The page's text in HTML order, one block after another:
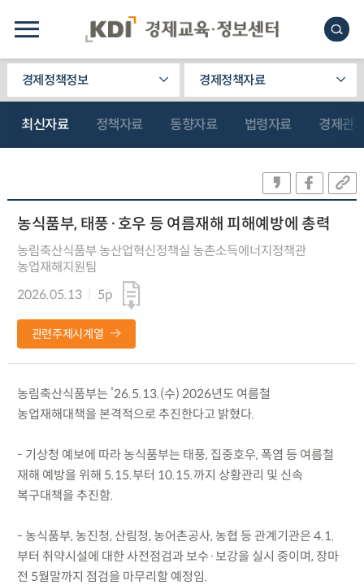
경제정책정보 경제정책자료
최신자료 정책자료 동향자료 법령자료 경제관
농식품부, 태풍·호우 등 여름재해 피해예방에 총력
농림축산식품부 농산업혁신정책실 농촌소득에너지정책관
농업재해지원팀
2026.05.13
5p
관련주제시계열
농림축산식품부는 ’26.5.13.(수) 2026년도 여름철
농업재해대책을 본격적으로 추진한다고 밝혔다.
- 기상청 예보에 따라 농식품부는 태풍, 집중호우, 폭염 등 여름철
재해 예방을 위해 5.15.부터 10.15.까지 상황관리 및 신속
복구대책을 추진함.
- 농식품부, 농진청, 산림청, 농어촌공사, 농협 등 관계기관은 4.1.
부터 취약시설에 대한 사전점검과 보수·보강을 실시 중이며, 장마
전 5월말까지 점검을 마무리할 예정임.